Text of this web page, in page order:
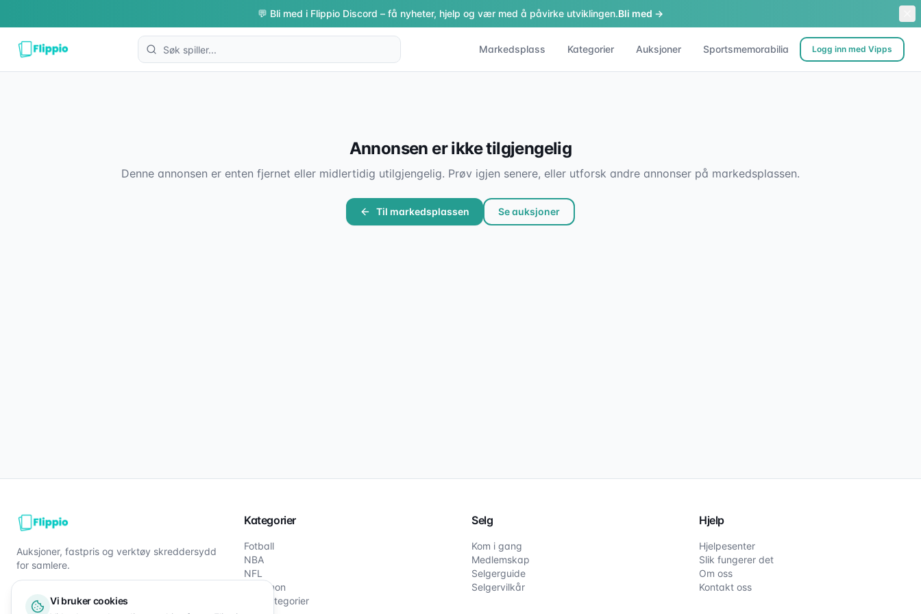
💬 Bli med i Flippio Discord – få nyheter, hjelp og vær med å påvirke utviklingen.Bli med →
Markedsplass Kategorier Auksjoner Sportsmemorabilia Logg inn med Vipps
Annonsen er ikke tilgjengelig
Denne annonsen er enten fjernet eller midlertidig utilgjengelig. Prøv igjen senere, eller utforsk andre annonser på markedsplassen.
Til markedsplassen Se auksjoner
Auksjoner, fastpris og verktøy skreddersydd
for samlere.
Kategorier
Fotball
NBA
NFL
Pokémon
Alle kategorier
Selg
Kom i gang
Medlemskap
Selgerguide
Selgervilkår
Hjelp
Hjelpesenter
Slik fungerer det
Om oss
Kontakt oss
Vi bruker cookies